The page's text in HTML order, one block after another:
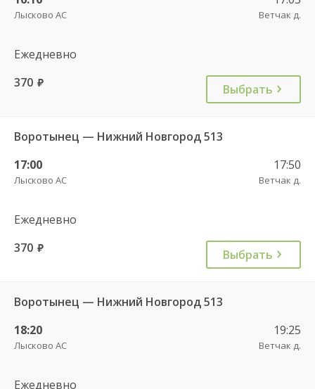
Лысково АС Ветчак д.
Ежедневно
370 руб. Выбрать
Воротынец — Нижний Новгород 513
17:00
Лысково АС
17:50
Ветчак д.
Ежедневно
370 руб. Выбрать
Воротынец — Нижний Новгород 513
18:20
Лысково АС
19:25
Ветчак д.
Ежедневно